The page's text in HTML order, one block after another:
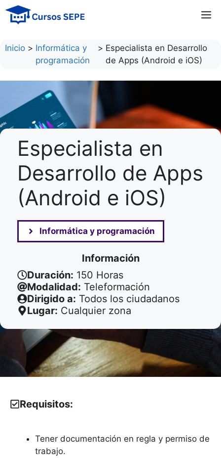
Saltar
Inicio > Informática y
programación
> Especialista en Desarrollo
de Apps (Android e iOS)
Especialista en
Desarrollo de Apps
(Android e iOS)
Informática y programación
Información
Duración: 150 Horas
Modalidad: Teleformación
Dirigido a: Todos los ciudadanos
Lugar: Cualquier zona
Requisitos:
Tener documentación en regla y permiso de
trabajo.